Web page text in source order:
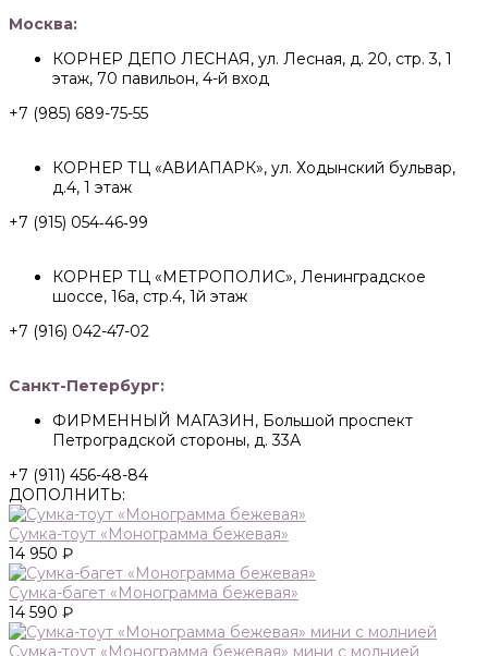
Москва:
КОРНЕР ДЕПО ЛЕСНАЯ, ул. Лесная, д. 20, стр. 3, 1
этаж, 70 павильон, 4-й вход
+7 (985) 689-75-55
КОРНЕР ТЦ «АВИАПАРК», ул. Ходынский бульвар,
д.4, 1 этаж
+7 (915) 054‑46‑99
КОРНЕР ТЦ «МЕТРОПОЛИС», Ленинградское
шоссе, 16а, стр.4, 1й этаж
+7 (916) 042-47-02
Санкт-Петербург:
ФИРМЕННЫЙ МАГАЗИН, Большой проспект
Петроградской стороны, д. 33А
+7 (911) 456-48-84
ДОПОЛНИТЬ:
Сумка-тоут «Монограмма бежевая»
14 950 ₽
Сумка-багет «Монограмма бежевая»
14 590 ₽
Сумка-тоут «Монограмма бежевая» мини с молнией